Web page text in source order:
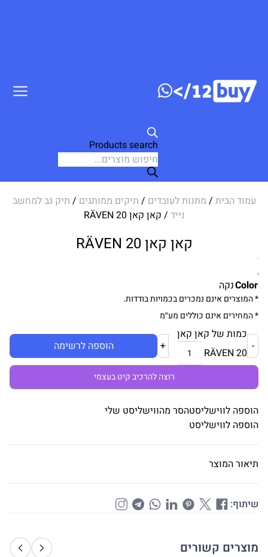
Products search
עמוד הבית / מתנות לעובדים / תיקים ממותגים / תיק גב למחשב
נייד / קאן קאן RÄVEN 20
קאן קאן RÄVEN 20
Colorנקה
* המוצרים אינם נמכרים בכמויות בודדות.
* המחירים אינם כוללים מע״מ
-
כמות של קאן קאן
RÄVEN 20
+ הוספה לרשימה
רוצה להרכיב קיט בעצמי
הוספה לווישליסטהסר מהווישליסט שלי
הוספה לווישליסט
תיאור המוצר
שיתוף:
מוצרים קשורים